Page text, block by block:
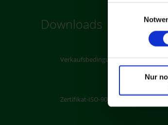
Nur
Downloads
Verkaufsbedingungen
Zertifikat-ISO-9001:2015